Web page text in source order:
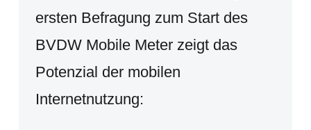
ersten Befragung zum Start des
BVDW Mobile Meter zeigt das
Potenzial der mobilen
Internetnutzung: